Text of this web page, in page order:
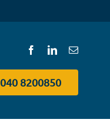
040 8200850